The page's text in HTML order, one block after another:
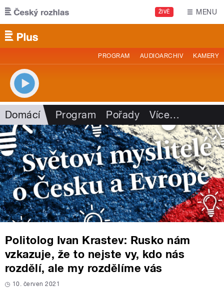
Přejít k hlavnímu obsahu
ŽIVĚ MENU
PROGRAM AUDIOARCHIV KAMERY
Domácí Program Pořady Více…
Politolog Ivan Krastev: Rusko nám
vzkazuje, že to nejste vy, kdo nás
rozdělí, ale my rozdělíme vás
10. červen 2021